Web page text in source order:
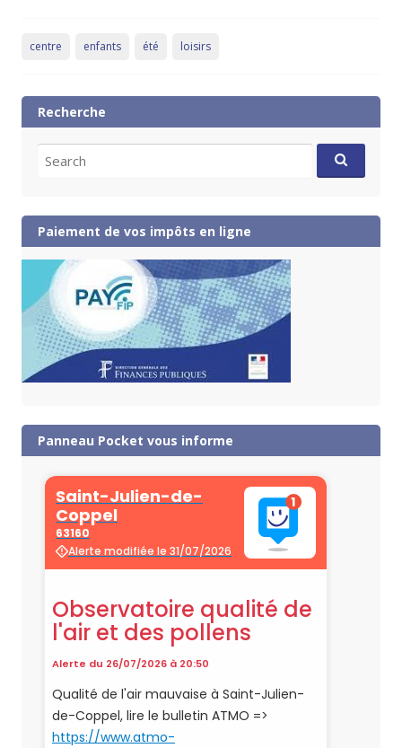
centre enfants été loisirs
Recherche
for:
Paiement de vos impôts en ligne
Panneau Pocket vous informe